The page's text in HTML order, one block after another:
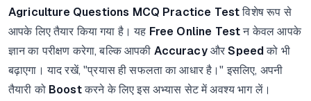
Agriculture Questions MCQ Practice Testविशेष रूप से
आपके लिए तैयार किया गया है। यह Free Online Testन केवल आपके
ज्ञान का परीक्षण करेगा, बल्कि आपकी AccuracyऔरSpeedको भी
बढ़ाएगा। याद रखें, "प्रयास ही सफलता का आधार है।" इसलिए, अपनी
तैयारी को Boostकरने के लिए इस अभ्यास सेट में अवश्य भाग लें।